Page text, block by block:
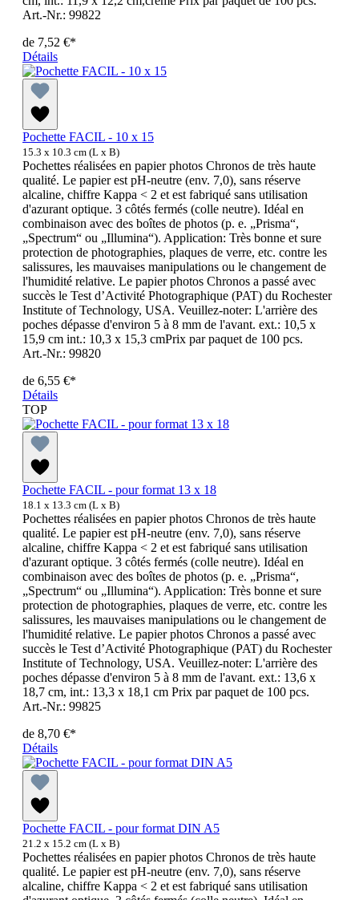
Art.-Nr.: 99822
de 7,52 €*
Détails
Pochette FACIL - 10 x 15
15.3 x 10.3 cm (L x B)
Pochettes réalisées en papier photos Chronos de très haute
qualité. Le papier est pH-neutre (env. 7,0), sans réserve
alcaline, chiffre Kappa < 2 et est fabriqué sans utilisation
d'azurant optique. 3 côtés fermés (colle neutre). Idéal en
combinaison avec des boîtes de photos (p. e. „Prisma“,
„Spectrum“ ou „Illumina“). Application: Très bonne et sure
protection de photographies, plaques de verre, etc. contre les
salissures, les mauvaises manipulations ou le changement de
l'humidité relative. Le papier photos Chronos a passé avec
succès le Test d’Activité Photographique (PAT) du Rochester
Institute of Technology, USA. Veuillez-noter: L'arrière des
poches dépasse d'environ 5 à 8 mm de l'avant. ext.: 10,5 x
15,9 cm int.: 10,3 x 15,3 cmPrix par paquet de 100 pcs.
Art.-Nr.: 99820
de 6,55 €*
Détails
TOP
Pochette FACIL - pour format 13 x 18
18.1 x 13.3 cm (L x B)
Pochettes réalisées en papier photos Chronos de très haute
qualité. Le papier est pH-neutre (env. 7,0), sans réserve
alcaline, chiffre Kappa < 2 et est fabriqué sans utilisation
d'azurant optique. 3 côtés fermés (colle neutre). Idéal en
combinaison avec des boîtes de photos (p. e. „Prisma“,
„Spectrum“ ou „Illumina“). Application: Très bonne et sure
protection de photographies, plaques de verre, etc. contre les
salissures, les mauvaises manipulations ou le changement de
l'humidité relative. Le papier photos Chronos a passé avec
succès le Test d’Activité Photographique (PAT) du Rochester
Institute of Technology, USA. Veuillez-noter: L'arrière des
poches dépasse d'environ 5 à 8 mm de l'avant. ext.: 13,6 x
18,7 cm, int.: 13,3 x 18,1 cm Prix par paquet de 100 pcs.
Art.-Nr.: 99825
de 8,70 €*
Détails
Pochette FACIL - pour format DIN A5
21.2 x 15.2 cm (L x B)
Pochettes réalisées en papier photos Chronos de très haute
qualité. Le papier est pH-neutre (env. 7,0), sans réserve
alcaline, chiffre Kappa < 2 et est fabriqué sans utilisation